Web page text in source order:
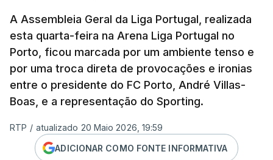
A Assembleia Geral da Liga Portugal, realizada
esta quarta-feira na Arena Liga Portugal no
Porto, ficou marcada por um ambiente tenso e
por uma troca direta de provocações e ironias
entre o presidente do FC Porto, André Villas-
Boas, e a representação do Sporting.
RTP / atualizado 20 Maio 2026, 19:59
ADICIONAR COMO FONTE INFORMATIVA